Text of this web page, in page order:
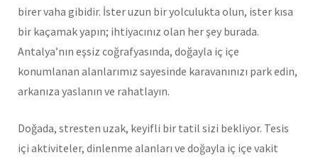
birer vaha gibidir. İster uzun bir yolculukta olun, ister kısa
bir kaçamak yapın; ihtiyacınız olan her şey burada.
Antalya’nın eşsiz coğrafyasında, doğayla iç içe
konumlanan alanlarımız sayesinde karavanınızı park edin,
arkanıza yaslanın ve rahatlayın.
Doğada, stresten uzak, keyifli bir tatil sizi bekliyor. Tesis
içi aktiviteler, dinlenme alanları ve doğayla iç içe vakit